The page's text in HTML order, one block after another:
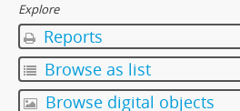
Explore
Reports
Browse as list
Browse digital objects